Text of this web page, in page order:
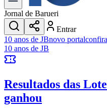
Dia a Dia & Lazer
Transportes
Gastronomia
Cinema & Shows
JogosNovo
Anuncie no Portal
Cadastrar Empresa
Divulgar Vagas
Jornal de Barueri
Entrar
10 anos de JBnovo portal
10 anos de JB
Resultados das
ganhou